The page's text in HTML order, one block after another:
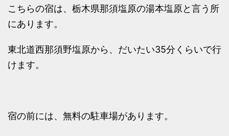
こちらの宿は、栃木県那須塩原の湯本塩原と言う所
にあります。
東北道西那須野塩原から、だいたい35分くらいで行
けます。
宿の前には、無料の駐車場があります。